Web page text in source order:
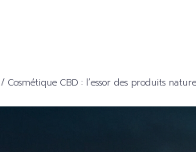
/ Cosmétique CBD : l’essor des produits